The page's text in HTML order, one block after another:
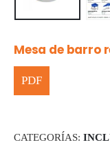
Mesa de barro
CATEGORÍAS: